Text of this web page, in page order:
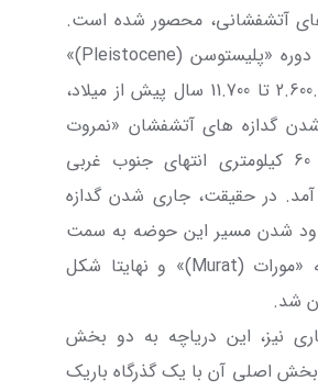
آتشفشانی، محصور شده است.
دوره «پلیستوسن (Pleistocene
)»
یعنی حدود 2.600.000 تا 11.700 سال پیش از میلاد،
گدازه های آتشفشان «نمروت
)» در 60 کیلومتری انتهای جنوب غربی
آمد. در حقیقت، جاری شدن گدازه
شدن مسیر این حوضه به سمت
«مورات (Murat)» و نهایتا شکل
شد.
نیز، این دریاچه به دو بخش
اصلی آن با یک گذرگاه باریک